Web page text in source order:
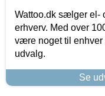
Wattoo.dk sælger el-
erhverv. Med over
være noget til enhver
udvalg.
Se